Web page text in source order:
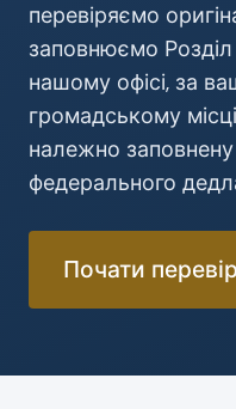
перевіряємо
заповнюємо
нашому офісі, за
громадському
належно
федерального
Почати